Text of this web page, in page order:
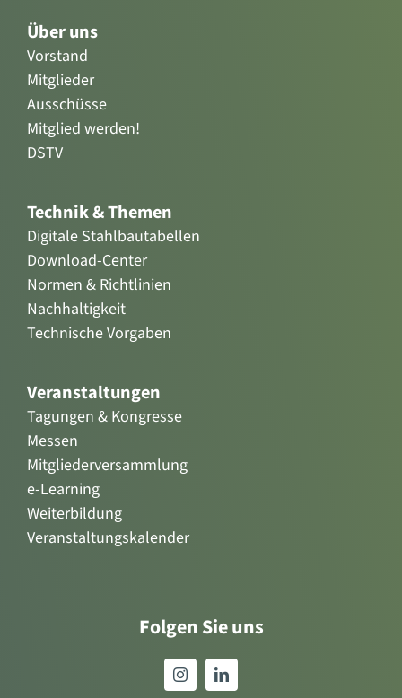
Über uns
Vorstand
Mitglieder
Ausschüsse
Mitglied werden!
DSTV
Technik & Themen
Digitale Stahlbautabellen
Download-Center
Normen & Richtlinien
Nachhaltigkeit
Technische Vorgaben
Veranstaltungen
Tagungen & Kongresse
Messen
Mitgliederversammlung
e-Learning
Weiterbildung
Veranstaltungskalender
Folgen Sie uns